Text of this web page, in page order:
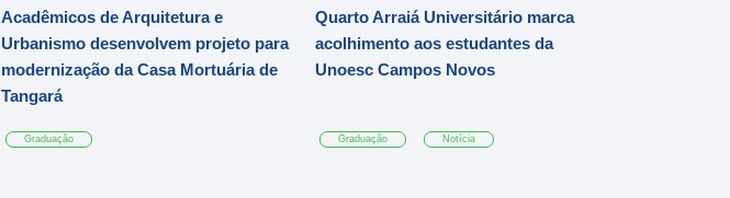
Acadêmicos de Arquitetura e
Urbanismo desenvolvem projeto para
modernização da Casa Mortuária de
Tangará
Graduação
Quarto Arraiá Universitário marca
acolhimento aos estudantes da
Unoesc Campos Novos
Graduação Notícia